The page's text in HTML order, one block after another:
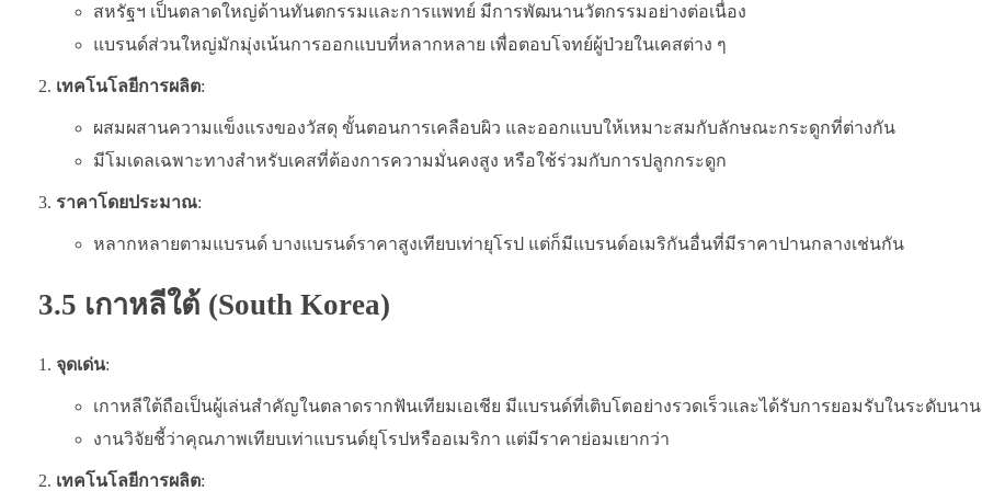
สหรัฐฯ เป็นตลาดใหญ่ด้านทันตกรรมและการแพทย์ มีการพัฒนานวัตกรรมอย่างต่อเนื่อง
แบรนด์ส่วนใหญ่มักมุ่งเน้นการออกแบบที่หลากหลาย เพื่อตอบโจทย์ผู้ป่วยในเคสต่าง ๆ
เทคโนโลยีการผลิต:
ผสมผสานความแข็งแรงของวัสดุ ขั้นตอนการเคลือบผิว และออกแบบให้เหมาะสมกับลักษณะกระดูกที่ต่างกัน
มีโมเดลเฉพาะทางสำหรับเคสที่ต้องการความมั่นคงสูง หรือใช้ร่วมกับการปลูกกระดูก
ราคาโดยประมาณ:
หลากหลายตามแบรนด์ บางแบรนด์ราคาสูงเทียบเท่ายุโรป แต่ก็มีแบรนด์อเมริกันอื่นที่มีราคาปานกลางเช่นกัน
3.5 เกาหลีใต้ (South Korea)
จุดเด่น:
เกาหลีใต้ถือเป็นผู้เล่นสำคัญในตลาดรากฟันเทียมเอเชีย มีแบรนด์ที่เติบโตอย่างรวดเร็วและได้รับการยอมรับในระดับนา
งานวิจัยชี้ว่าคุณภาพเทียบเท่าแบรนด์ยุโรปหรืออเมริกา แต่มีราคาย่อมเยากว่า
เทคโนโลยีการผลิต: